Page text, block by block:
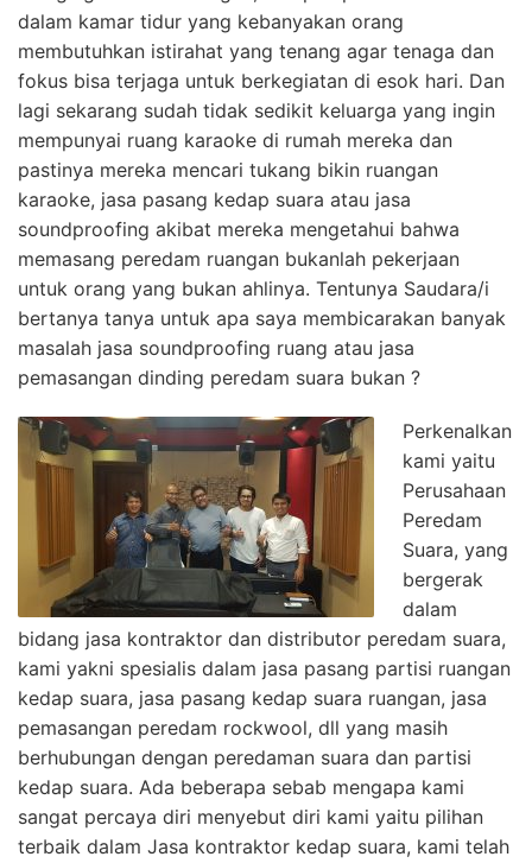
dalam kamar tidur yang kebanyakan orang
membutuhkan istirahat yang tenang agar tenaga dan
fokus bisa terjaga untuk berkegiatan di esok hari. Dan
lagi sekarang sudah tidak sedikit keluarga yang ingin
mempunyai ruang karaoke di rumah mereka dan
pastinya mereka mencari tukang bikin ruangan
karaoke, jasa pasang kedap suara atau jasa
soundproofing akibat mereka mengetahui bahwa
memasang peredam ruangan bukanlah pekerjaan
untuk orang yang bukan ahlinya. Tentunya Saudara/i
bertanya tanya untuk apa saya membicarakan banyak
masalah jasa soundproofing ruang atau jasa
pemasangan dinding peredam suara bukan ?
Perkenalkan
kami yaitu
Perusahaan
Peredam
Suara, yang
bergerak
dalam
bidang jasa kontraktor dan distributor peredam suara,
kami yakni spesialis dalam jasa pasang partisi ruangan
kedap suara, jasa pasang kedap suara ruangan, jasa
pemasangan peredam rockwool, dll yang masih
berhubungan dengan peredaman suara dan partisi
kedap suara. Ada beberapa sebab mengapa kami
sangat percaya diri menyebut diri kami yaitu pilihan
terbaik dalam Jasa kontraktor kedap suara, kami telah